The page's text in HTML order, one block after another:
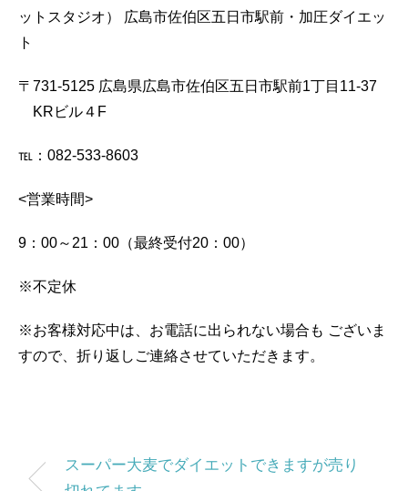
ットスタジオ）
広島市佐伯区五日市駅前・加圧ダイエッ
ト
〒731-5125 広島県広島市佐伯区五日市駅前1丁目11-37
KRビル４F
℡：082-533-8603
<営業時間>
9：00～21：00（最終受付20：00）
※不定休
※お客様対応中は、お電話に出られない場合も ございま
すので、折り返しご連絡させていただきます。
スーパー大麦でダイエットできますが売り